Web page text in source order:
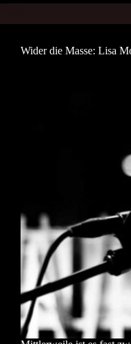
Wider die Masse: Lisa